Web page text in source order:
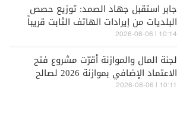
جابر استقبل جهاد الصمد: توزيع حصص
البلديات من إيرادات الهاتف الثابت قريباً
10:14 | 2026-08-06
لجنة المال والموازنة أقرّت مشروع فتح
الاعتماد الإضافي بموازنة 2026 لصالح
هيئة "أوجيرو"
10:11 | 2026-08-06